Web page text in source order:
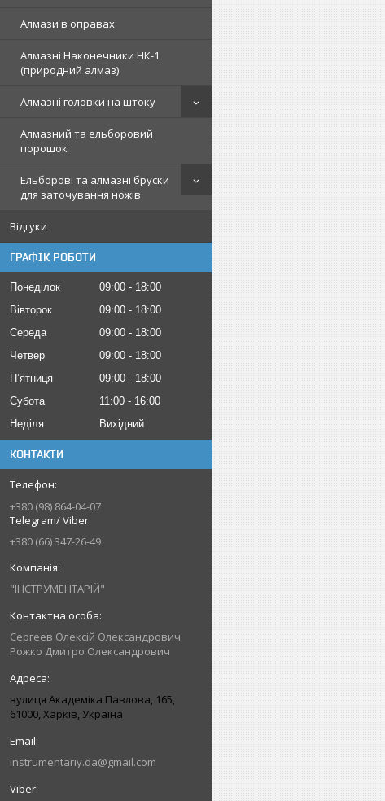
Алмази в оправах
Алмазні Наконечники НК-1
(природний алмаз)
Алмазні головки на штоку
Алмазний та ельборовий
порошок
Ельборові та алмазні бруски
для заточування ножів
Відгуки
ГРАФІК РОБОТИ
Понеділок 09:00
18:00
Вівторок
09:00
18:00
Середа
09:00
18:00
Четвер
09:00
18:00
Пʼятниця
09:00
18:00
Субота
11:00
16:00
Неділя
Вихідний
КОНТАКТИ
+380 (98) 864-04-07
Telegram/ Viber
+380 (66) 347-26-49
"ІНСТРУМЕНТАРІЙ"
Сергеев Олексій Олександрович
Рожко Дмитро Олександрович
вулиця Академіка Павлова, 165,
61000, Харків, Україна
instrumentariy.da@gmail.com